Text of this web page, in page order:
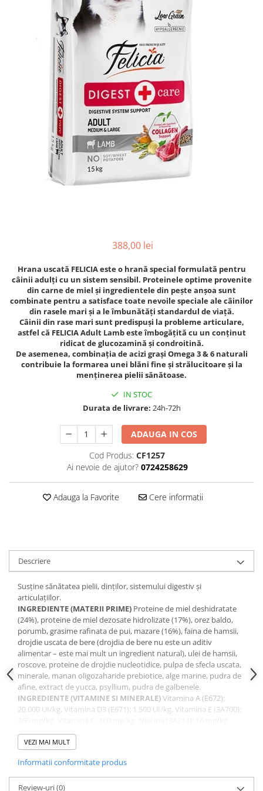
388,00 lei
Hrana uscată FELICIA este o hrană special formulată pentru
câinii adulți cu un sistem sensibil. Proteinele optime provenite
din carne de miel și ingredientele din pește anșoa sunt
combinate pentru a satisface toate nevoile speciale ale câinilor
din rasele mari și a le îmbunătăți standardul de viață.
Câinii din rase mari sunt predispuși la probleme articulare,
astfel că FELICIA Adult Lamb este îmbogățită cu un conținut
ridicat de glucozamină și condroitină.
De asemenea, combinația de acizi grași Omega 3 & 6 naturali
contribuie la formarea unei blăni fine și strălucitoare și la
menținerea pielii sănătoase.
IN STOC
Durata de livrare: 24h-72h
ADAUGA IN COS
Cod Produs: CF1257
Ai nevoie de ajutor? 0724258629
Adauga la Favorite Cere informatii
Descriere
Susține sănătatea pielii, dinților, sistemului digestiv și
articulațiilor.
INGREDIENTE (MATERII PRIME) Proteine de miel deshidratate
(24%), proteine de miel dezosate hidrolizate (17%), orez baldo,
porumb, grasime rafinata de pui, mazare (16%), faina de hamsii,
drojdie uscata de bere (drojdia de bere nu este un aditiv
alimentar – este mai mult un ingredient natural), ulei de hamsii,
roscove, proteine de drojdie nucleotidice, pulpa de sfecla uscata,
minerale, manan oligozaharide prebiotice, alge marine, pudra de
afine, extract de yucca, psyllium, pudra de galbenele.
INGREDIENTE (VITAMINE SI MINERALE)Vitamina A (E672):
20.000 UI/kg, Vitamina D3 (E671): 1.500 UI/kg, Vitamina E (3A700):
Cupru (sub forma de sulfat)(E4): 15 mg/kg, Zinc (sub forma de
sulfat) (E6): 80 mg/kg, Zinc (sub forma de chelat)(E6) 20 mg/kg,
de selenit) (E8): 0,26 mg/kg, glucozamina: 1.000 mg/kg,
condroitina: 700 mg/kg
CONSTITUENTI ANALITICI
VEZI MAI MULT
Informatii conformitate produs
Review-uri(0)